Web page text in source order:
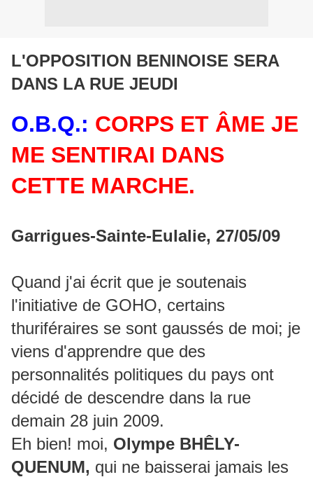
L'OPPOSITION BENINOISE SERA
DANS LA RUE JEUDI
O.B.Q.: CORPS ET ÂME JE
ME SENTIRAI DANS
CETTE MARCHE.
Garrigues-Sainte-Eulalie, 27/05/09
Quand j'ai écrit que je soutenais
l'initiative de GOHO, certains
thuriféraires se sont gaussés de moi; je
viens d'apprendre que des
personnalités politiques du pays ont
décidé de descendre dans la rue
demain 28 juin 2009.
Eh bien! moi, Olympe BHÊLY-
QUENUM, qui ne baisserai jamais les